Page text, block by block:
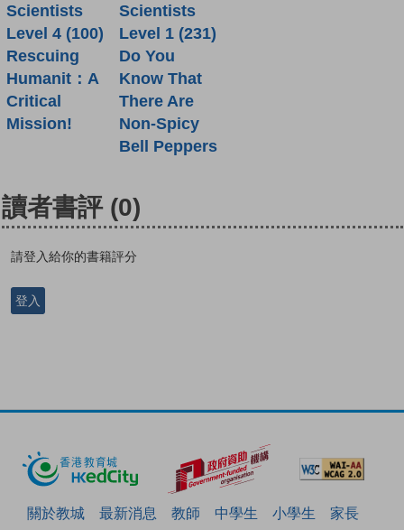
Scientists
Level 4 (100)
Rescuing
Humanit：A
Critical
Mission!
Scientists
Level 1 (231)
Do You
Know That
There Are
Non-Spicy
Bell Peppers
讀者書評 (0)
請登入給你的書籍評分
登入
關於教城 最新消息 教師 中學生 小學生
家長